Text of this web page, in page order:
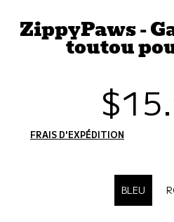
ZippyPaws -
toutou
FRAIS D'EXPÉDITION
BLEU